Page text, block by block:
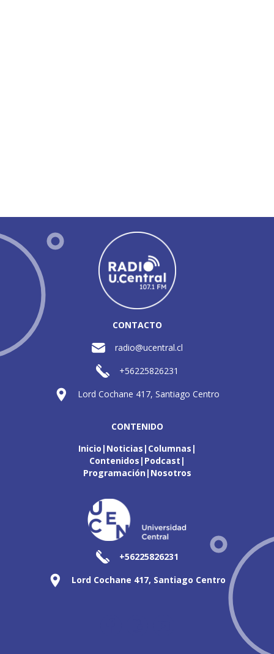
CONTACTO
radio@ucentral.cl
+56225826231
Lord Cochane 417, Santiago Centro
CONTENIDO
Inicio Noticias Columnas
Contenidos Podcast
Programación Nosotros
+56225826231
Lord Cochane 417, Santiago Centro